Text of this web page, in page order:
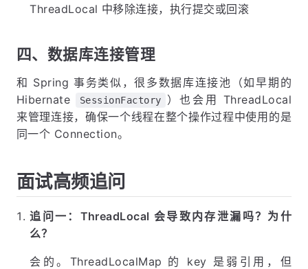
ThreadLocal 中移除连接，执行提交或回滚
四、数据库连接管理
和 Spring 事务类似，很多数据库连接池（如早期的
Hibernate
SessionFactory
）也会用 ThreadLocal
来管理连接，确保一个线程在整个操作过程中使用的是
同一个 Connection。
面试高频追问
追问一：ThreadLocal 会导致内存泄漏吗？为什
么？
会的。ThreadLocalMap 的 key 是弱引用，但